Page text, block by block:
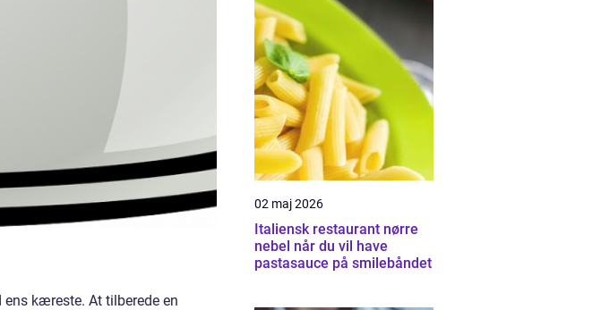
kæreste. At tilberede en
02 maj 2026
Italiensk restaurant nørre
nebel når du vil have
pastasauce på smilebåndet